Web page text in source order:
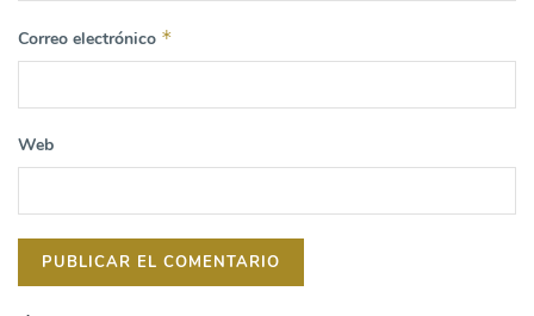
Correo electrónico *
Web